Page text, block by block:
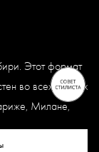
Этот формат
во всех модных
Милане,